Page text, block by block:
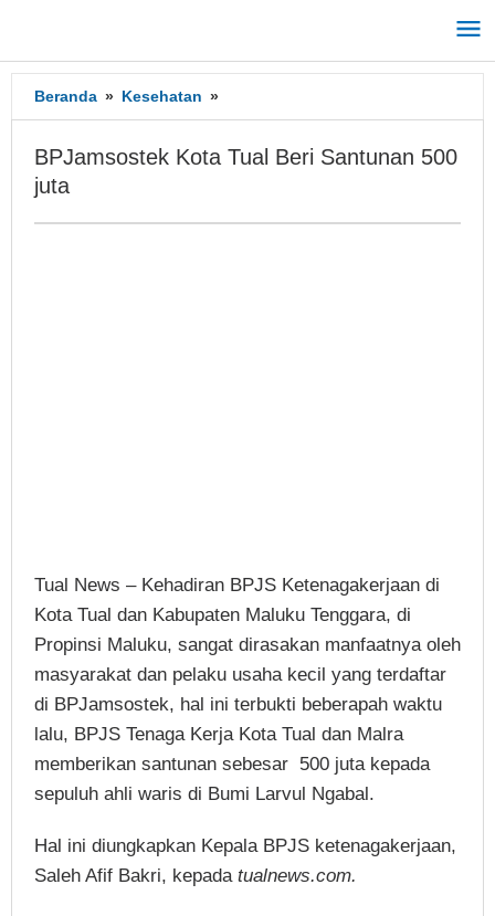
konten
Beranda » Kesehatan »
Kota
Beri
BPJamsostek Kota Tual Beri Santunan 500
juta
Tual News – Kehadiran BPJS Ketenagakerjaan di
Kota Tual dan Kabupaten Maluku Tenggara, di
Propinsi Maluku, sangat dirasakan manfaatnya oleh
masyarakat dan pelaku usaha kecil yang terdaftar
di BPJamsostek, hal ini terbukti beberapah waktu
lalu, BPJS Tenaga Kerja Kota Tual dan Malra
memberikan santunan sebesar 500 juta kepada
sepuluh ahli waris di Bumi Larvul Ngabal.
Hal ini diungkapkan Kepala BPJS ketenagakerjaan,
Saleh Afif Bakri, kepada tualnews.com.